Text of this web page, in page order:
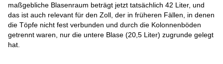
maßgebliche Blasenraum beträgt jetzt tatsächlich 42 Liter, und
das ist auch relevant für den Zoll, der in früheren Fällen, in denen
die Töpfe nicht fest verbunden und durch die Kolonnenböden
getrennt waren, nur die untere Blase (20,5 Liter) zugrunde gelegt
hat.